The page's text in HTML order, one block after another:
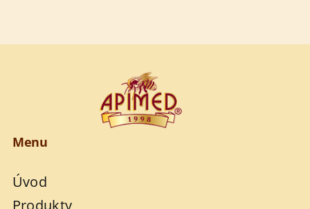
Menu
Úvod
Produkty